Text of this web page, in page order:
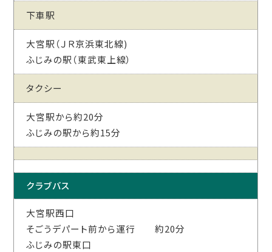
下車駅
大宮駅（ＪＲ京浜東北線)
ふじみの駅（東武東上線）
タクシー
大宮駅から約20分
ふじみの駅から約15分
クラブバス
大宮駅西口
そごうデパート前から運行 約20分
ふじみの駅東口